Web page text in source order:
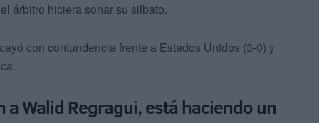
árbitro hiciera sonar su silbato.
con contundencia frente a Estados Unidos (3-0) y
Walid Regragui, está haciendo un